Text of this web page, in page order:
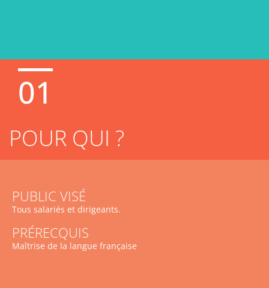
01
POUR QUI ?
PUBLIC VISÉ
Tous salariés et dirigeants.
PRÉRECQUIS
Maîtrise de la langue française